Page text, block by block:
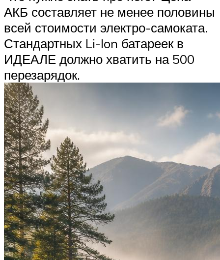
АКБ составляет не менее половины
всей стоимости электро-самоката.
Стандартных Li-Ion батареек в
ИДЕАЛЕ должно хватить на 500
перезарядок.